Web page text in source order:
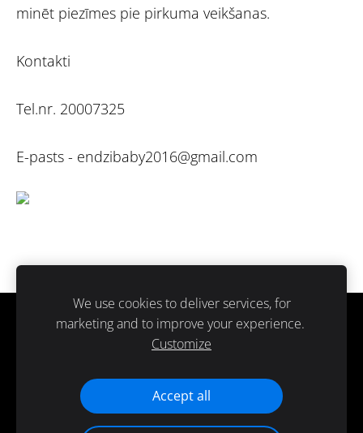
minēt piezīmes pie pirkuma veikšanas.
Kontakti
Tel.nr. 20007325
E-pasts - endzibaby2016@gmail.com
Sīkdatnes
Paldies ka atbalsti ražots Latvijā.
We use cookies to deliver services, for
marketing and to improve your experience.
Customize
Accept all